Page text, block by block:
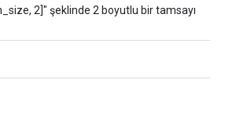
2]" şeklinde 2 boyutlu bir tamsayı